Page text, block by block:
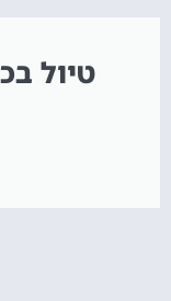
טיול